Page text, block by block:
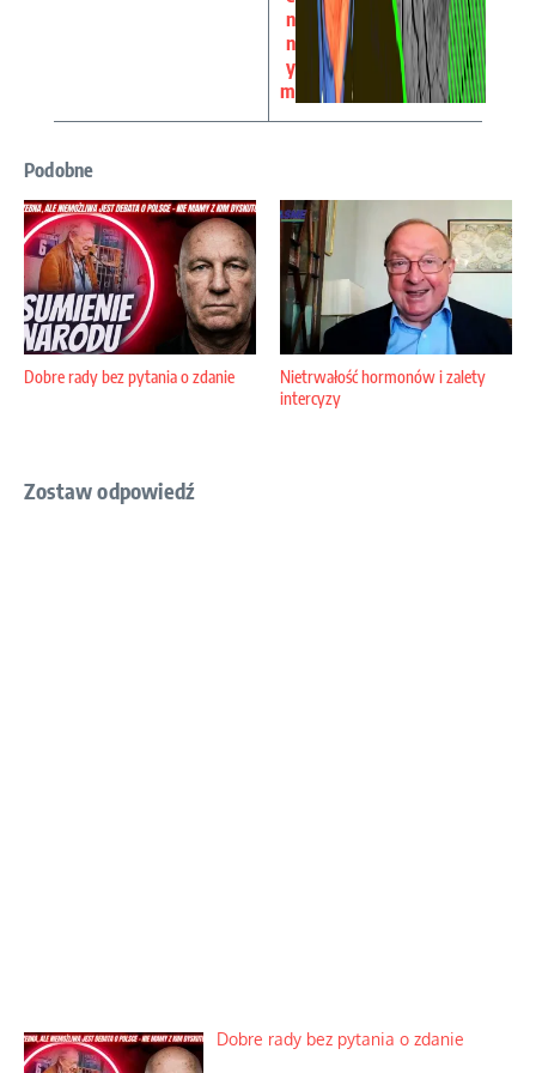
n
n
y
m
Podobne
Dobre rady bez pytania o zdanie
Nietrwałość hormonów i zalety
intercyzy
Zostaw odpowiedź
Dobre rady bez pytania o zdanie